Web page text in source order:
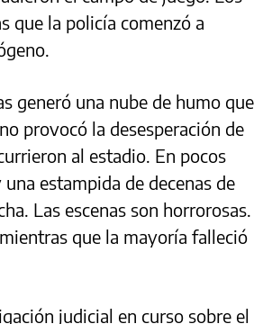
que la policía comenzó a
generó una nube de humo que
provocó la desesperación de
al estadio. En pocos
estampida de decenas de
Las escenas son horrorosas.
que la mayoría falleció
judicial en curso sobre el